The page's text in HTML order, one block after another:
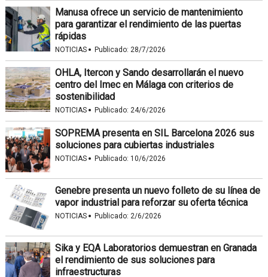
Manusa ofrece un servicio de mantenimiento
para garantizar el rendimiento de las puertas
rápidas
NOTICIAS · Publicado: 28/7/2026
OHLA, Itercon y Sando desarrollarán el nuevo
centro del Imec en Málaga con criterios de
sostenibilidad
NOTICIAS · Publicado: 24/6/2026
SOPREMA presenta en SIL Barcelona 2026 sus
soluciones para cubiertas industriales
NOTICIAS · Publicado: 10/6/2026
Genebre presenta un nuevo folleto de su línea de
vapor industrial para reforzar su oferta técnica
NOTICIAS · Publicado: 2/6/2026
Sika y EQA Laboratorios demuestran en Granada
el rendimiento de sus soluciones para
infraestructuras